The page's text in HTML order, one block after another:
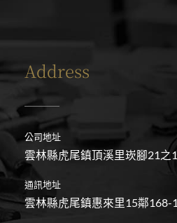
Address
公司地址
雲林縣虎尾鎮頂溪里崁腳21之
通訊地址
雲林縣虎尾鎮惠來里15鄰168-